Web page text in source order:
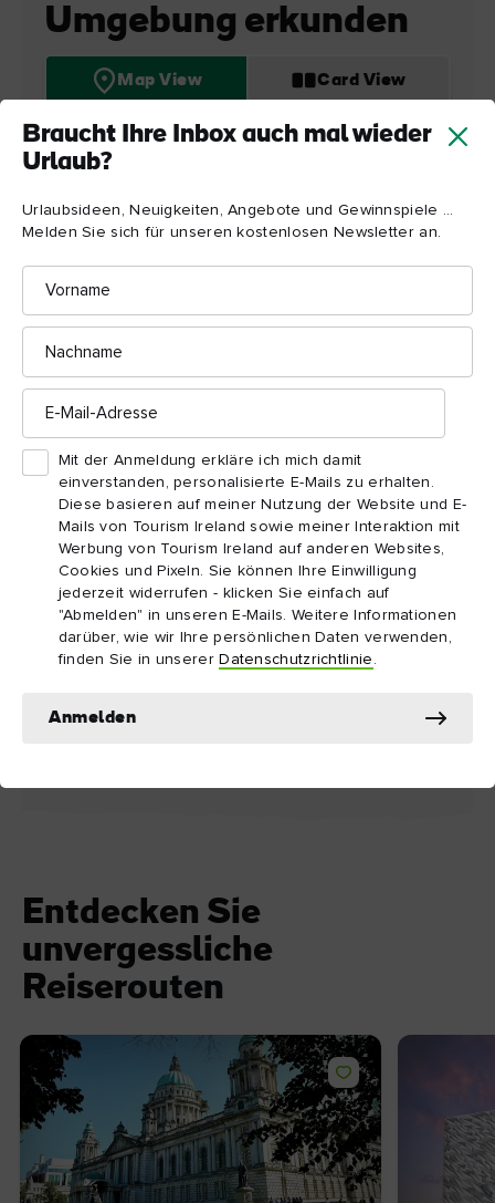
Braucht Ihre Inbox auch mal wieder
Urlaub?
Urlaubsideen, Neuigkeiten, Angebote und Gewinnspiele ...
Melden Sie sich für unseren kostenlosen Newsletter an.
Vorname
Nachname
E-
Mail-
Mit der Anmeldung erkläre ich mich damit
einverstanden, personalisierte E-Mails zu erhalten.
Diese basieren auf meiner Nutzung der Website und E-
Mails von Tourism Ireland sowie meiner Interaktion mit
Werbung von Tourism Ireland auf anderen Websites,
Cookies und Pixeln. Sie können Ihre Einwilligung
jederzeit widerrufen - klicken Sie einfach auf
"Abmelden" in unseren E-Mails. Weitere Informationen
darüber, wie wir Ihre persönlichen Daten verwenden,
finden Sie in unsererDatenschutzrichtlinie
Anmelden
Umgebung erkunden
Map View Card View
SEHENSWÜRDIGKEIT
Botanic
Gardens
Entdecken Sie
unvergessliche
Reiserouten